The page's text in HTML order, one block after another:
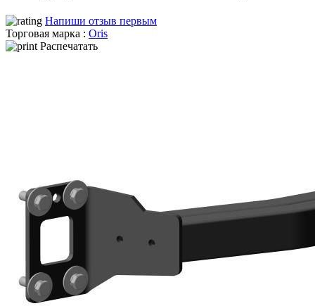
Напиши отзыв первым
Торговая марка : Oris
Распечатать